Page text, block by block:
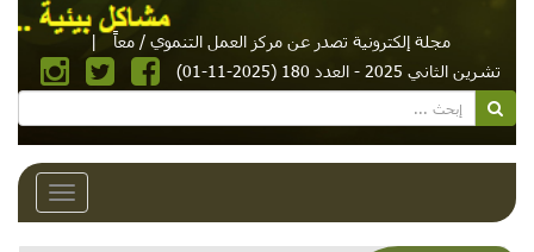
مجلة إلكترونية تصدر عن مركز العمل التنموي / معاً
|
تشرين الثاني 2025 - العدد 180 (2025-11-01)
Toggle